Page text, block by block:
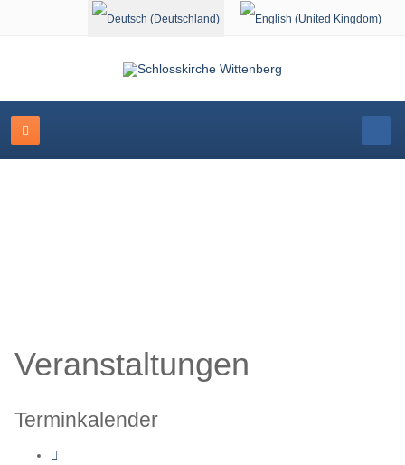
Sprache auswählen
Veranstaltungen
Terminkalender